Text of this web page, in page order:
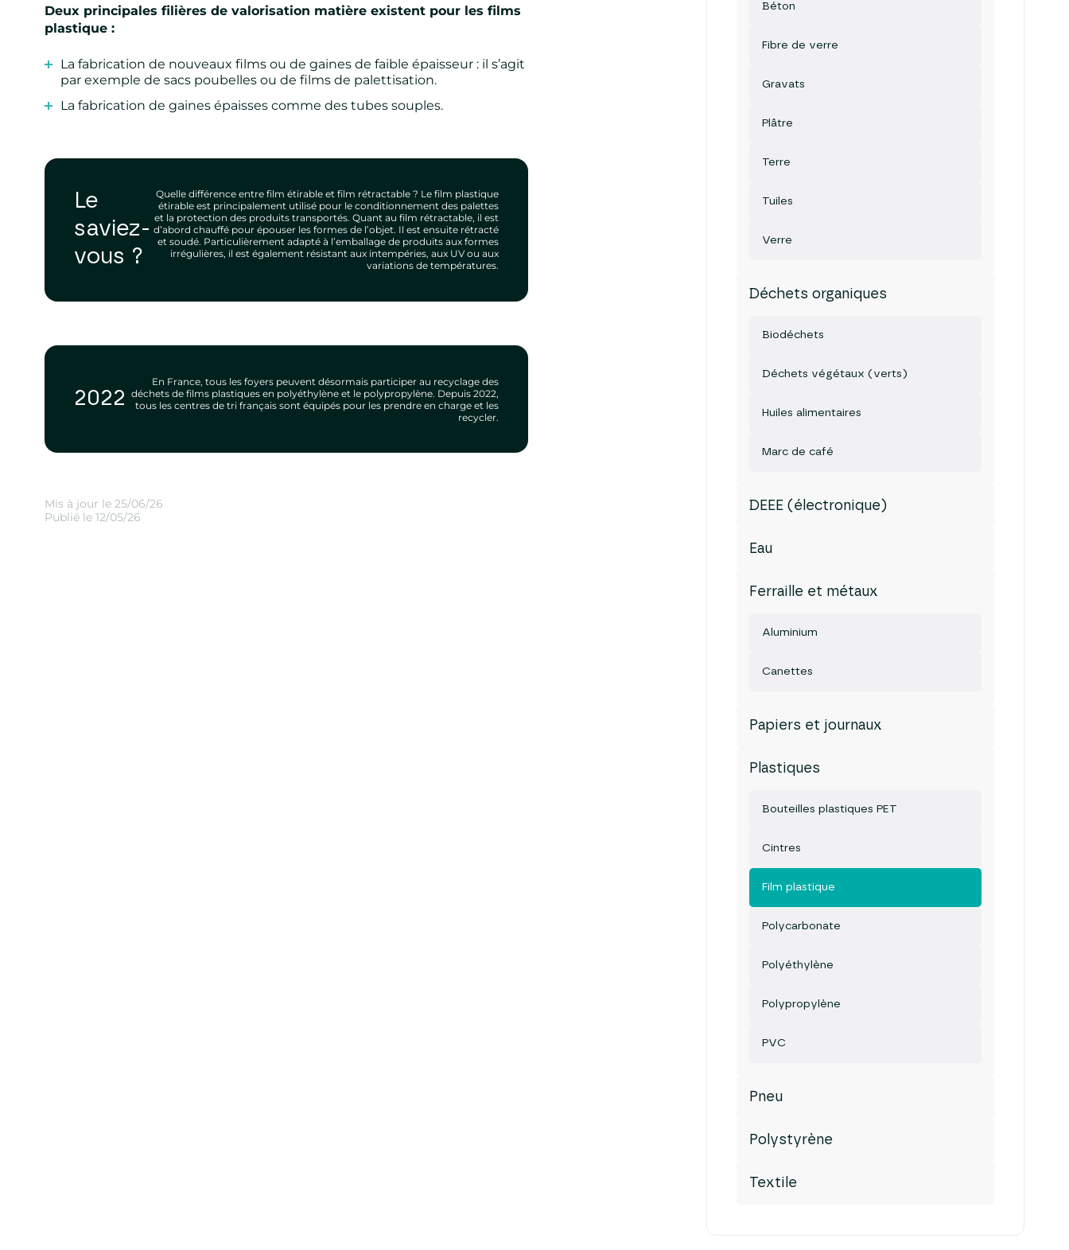
Deux principales filières de valorisation matière existent pour les films
plastique :
La fabrication de nouveaux films ou de gaines de faible épaisseur : il s’agit
par exemple de sacs poubelles ou de films de palettisation.
La fabrication de gaines épaisses comme des tubes souples.
Le
saviez-
vous ?
Quelle différence entre film étirable et film rétractable ? Le film plastique
étirable est principalement utilisé pour le conditionnement des palettes
et la protection des produits transportés. Quant au film rétractable, il est
d’abord chauffé pour épouser les formes de l’objet. Il est ensuite rétracté
et soudé. Particulièrement adapté à l’emballage de produits aux formes
irrégulières, il est également résistant aux intempéries, aux UV ou aux
variations de températures.
2022
En France, tous les foyers peuvent désormais participer au recyclage des
déchets de films plastiques en polyéthylène et le polypropylène. Depuis 2022,
tous les centres de tri français sont équipés pour les prendre en charge et les
recycler.
Mis à jour le 25/06/26
Publié le 12/05/26
Béton
Fibre de verre
Gravats
Plâtre
Terre
Tuiles
Verre
Déchets organiques
Biodéchets
Déchets végétaux (verts)
Huiles alimentaires
Marc de café
DEEE (électronique)
Eau
Ferraille et métaux
Aluminium
Canettes
Papiers et journaux
Plastiques
Bouteilles plastiques PET
Cintres
Film plastique
Polycarbonate
Polyéthylène
Polypropylène
PVC
Pneu
Polystyrène
Textile